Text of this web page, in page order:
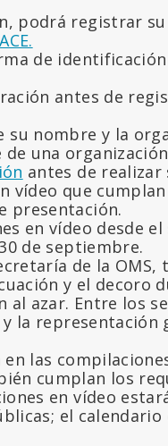
podrá registrar
de
antes de
nombre y la
una
antes de realizar
vídeo que
presentación.
en vídeo desde
de septiembre.
de la OMS,
y el decoro
al azar. Entre los
la representación
las
cumplan los
en vídeo
el calendario